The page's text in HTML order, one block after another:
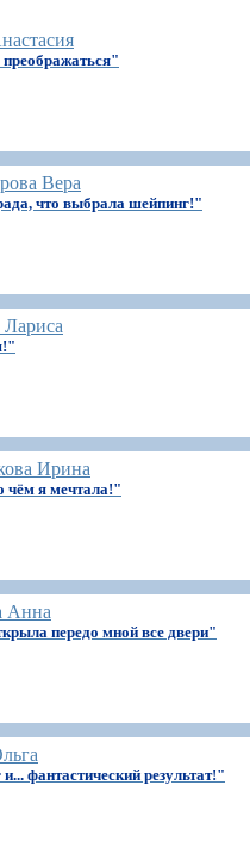
Вера
что выбрала шейпинг!"
Ирина
чём я мечтала!"
Анна
передо мной все двери"
фантастический результат!"